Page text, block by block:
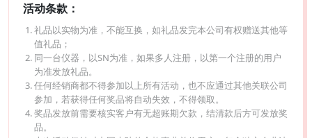
活动条款：
礼品以实物为准，不能互换，如礼品发完本公司有权赠送其他等
值礼品；
同一台仪器，以SN为准，如果多人注册，以第一个注册的用户
为准发放礼品。
任何经销商都不得参加以上所有活动，也不应通过其他关联公司
参加，若获得任何奖品将自动失效，不得领取。
奖品发放前需要核实客户有无超账期欠款，结清款后方可发放奖
品。